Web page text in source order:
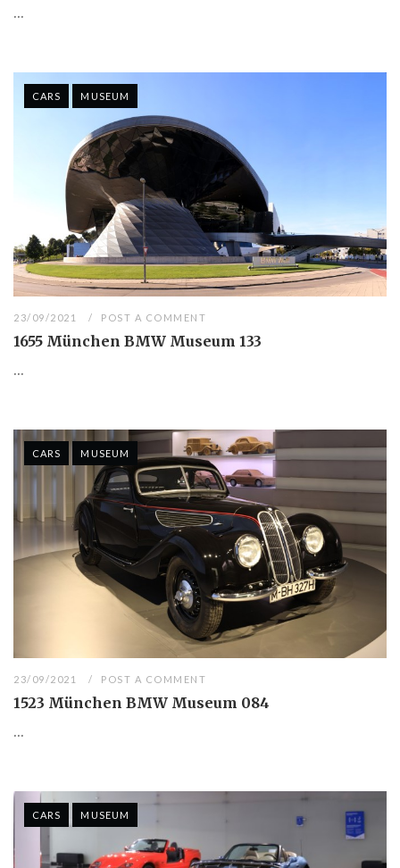
...
CARS MUSEUM
23/09/2021 POST A COMMENT
1655 München BMW Museum 133
...
CARS MUSEUM
23/09/2021 POST A COMMENT
1523 München BMW Museum 084
...
CARS MUSEUM